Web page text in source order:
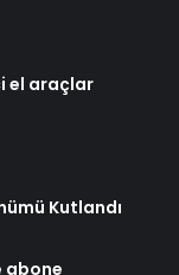
el araçlar
Kutlandı
abone